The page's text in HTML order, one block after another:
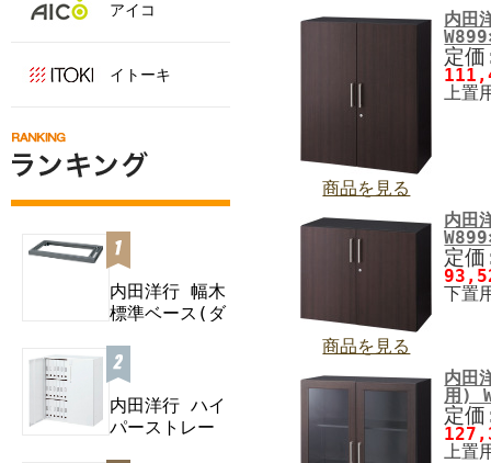
アイコ
イトーキ
内田洋行 幅木
標準ベース(ダ
内田洋行 ハイ
パーストレー
商品を見る
内田
定
上置
商品を見る
内田
定
下置
内田
用)
定
上置